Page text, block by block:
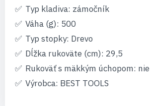
Typ kladiva: zámočník
Váha (g): 500
Typ stopky: Drevo
Dĺžka rukoväte (cm): 29,5
Rukoväť s mäkkým úchopom: nie
Výrobca: BEST TOOLS